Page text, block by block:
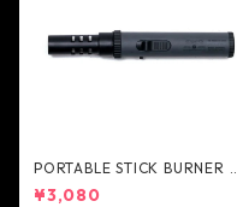
PORTABLE STICK BURNER -
AS2OV
¥3,080